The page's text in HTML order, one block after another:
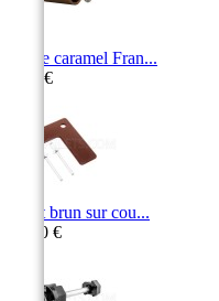
Butée caramel Fran...
2,90 €
Arrêt brun sur cou...
16,50 €